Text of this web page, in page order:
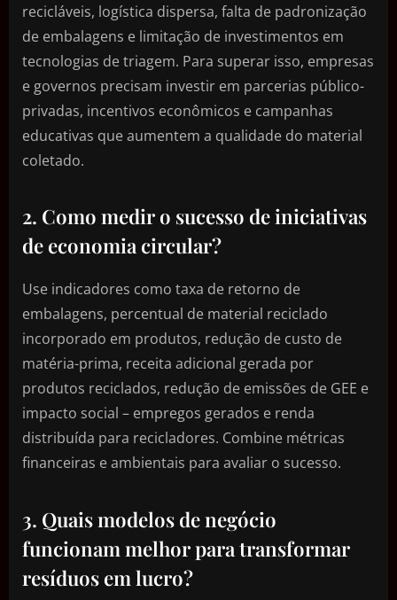
recicláveis, logística dispersa, falta de padronização
de embalagens e limitação de investimentos em
tecnologias de triagem. Para superar isso, empresas
e governos precisam investir em parcerias público-
privadas, incentivos econômicos e campanhas
educativas que aumentem a qualidade do material
coletado.
2. Como medir o sucesso de iniciativas
de economia circular?
Use indicadores como taxa de retorno de
embalagens, percentual de material reciclado
incorporado em produtos, redução de custo de
matéria-prima, receita adicional gerada por
produtos reciclados, redução de emissões de GEE e
impacto social – empregos gerados e renda
distribuída para recicladores. Combine métricas
financeiras e ambientais para avaliar o sucesso.
3. Quais modelos de negócio
funcionam melhor para transformar
resíduos em lucro?